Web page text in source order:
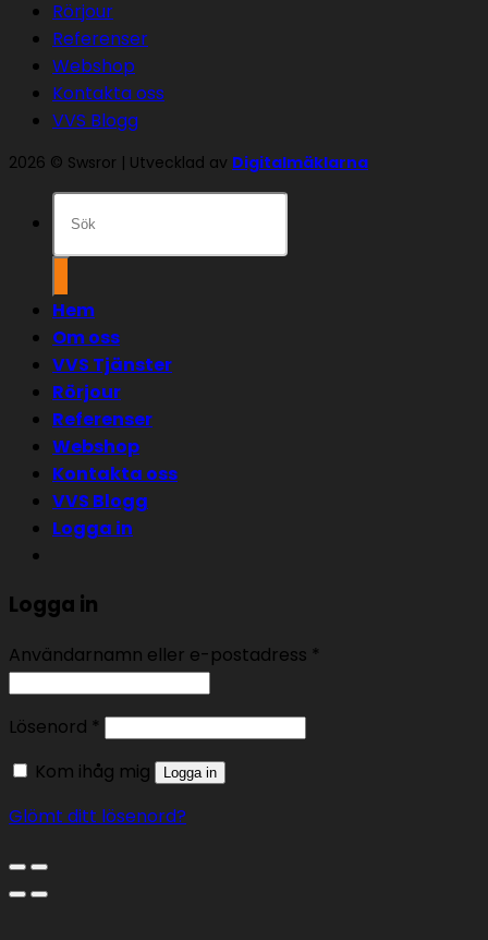
Rörjour
Referenser
Webshop
Kontakta oss
VVS Blogg
2026 © Swsror | Utvecklad av Digitalmäklarna
efter:
Hem
Om oss
VVS Tjänster
Rörjour
Referenser
Webshop
Kontakta oss
VVS Blogg
Logga in
Logga in
Användarnamn eller e-postadress *
Lösenord *
Kom ihåg mig
Logga in
Glömt ditt lösenord?